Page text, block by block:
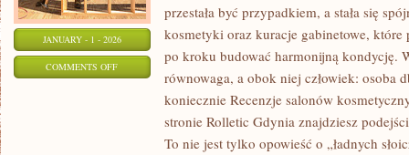
JANUARY - 1 - 2026
COMMENTS OFFON
przestała być przypadkiem, a stała się
kosmetyki oraz kuracje gabinetowe,
po kroku budować harmonijną kondycję.
równowaga, a obok niej człowiek: osoba
koniecznie Recenzje salonów
stronie Rolletic Gdynia znajdziesz
To nie jest tylko opowieść o „ładnych